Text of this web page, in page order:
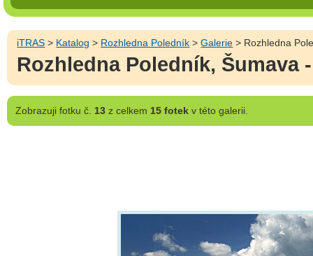
iTRAS > Katalog > Rozhledna Poledník >Galerie > Rozhledna
Rozhledna Poledník, Šumava
Zobrazujifotku č. 13z celkem 15 fotekv této galerii.